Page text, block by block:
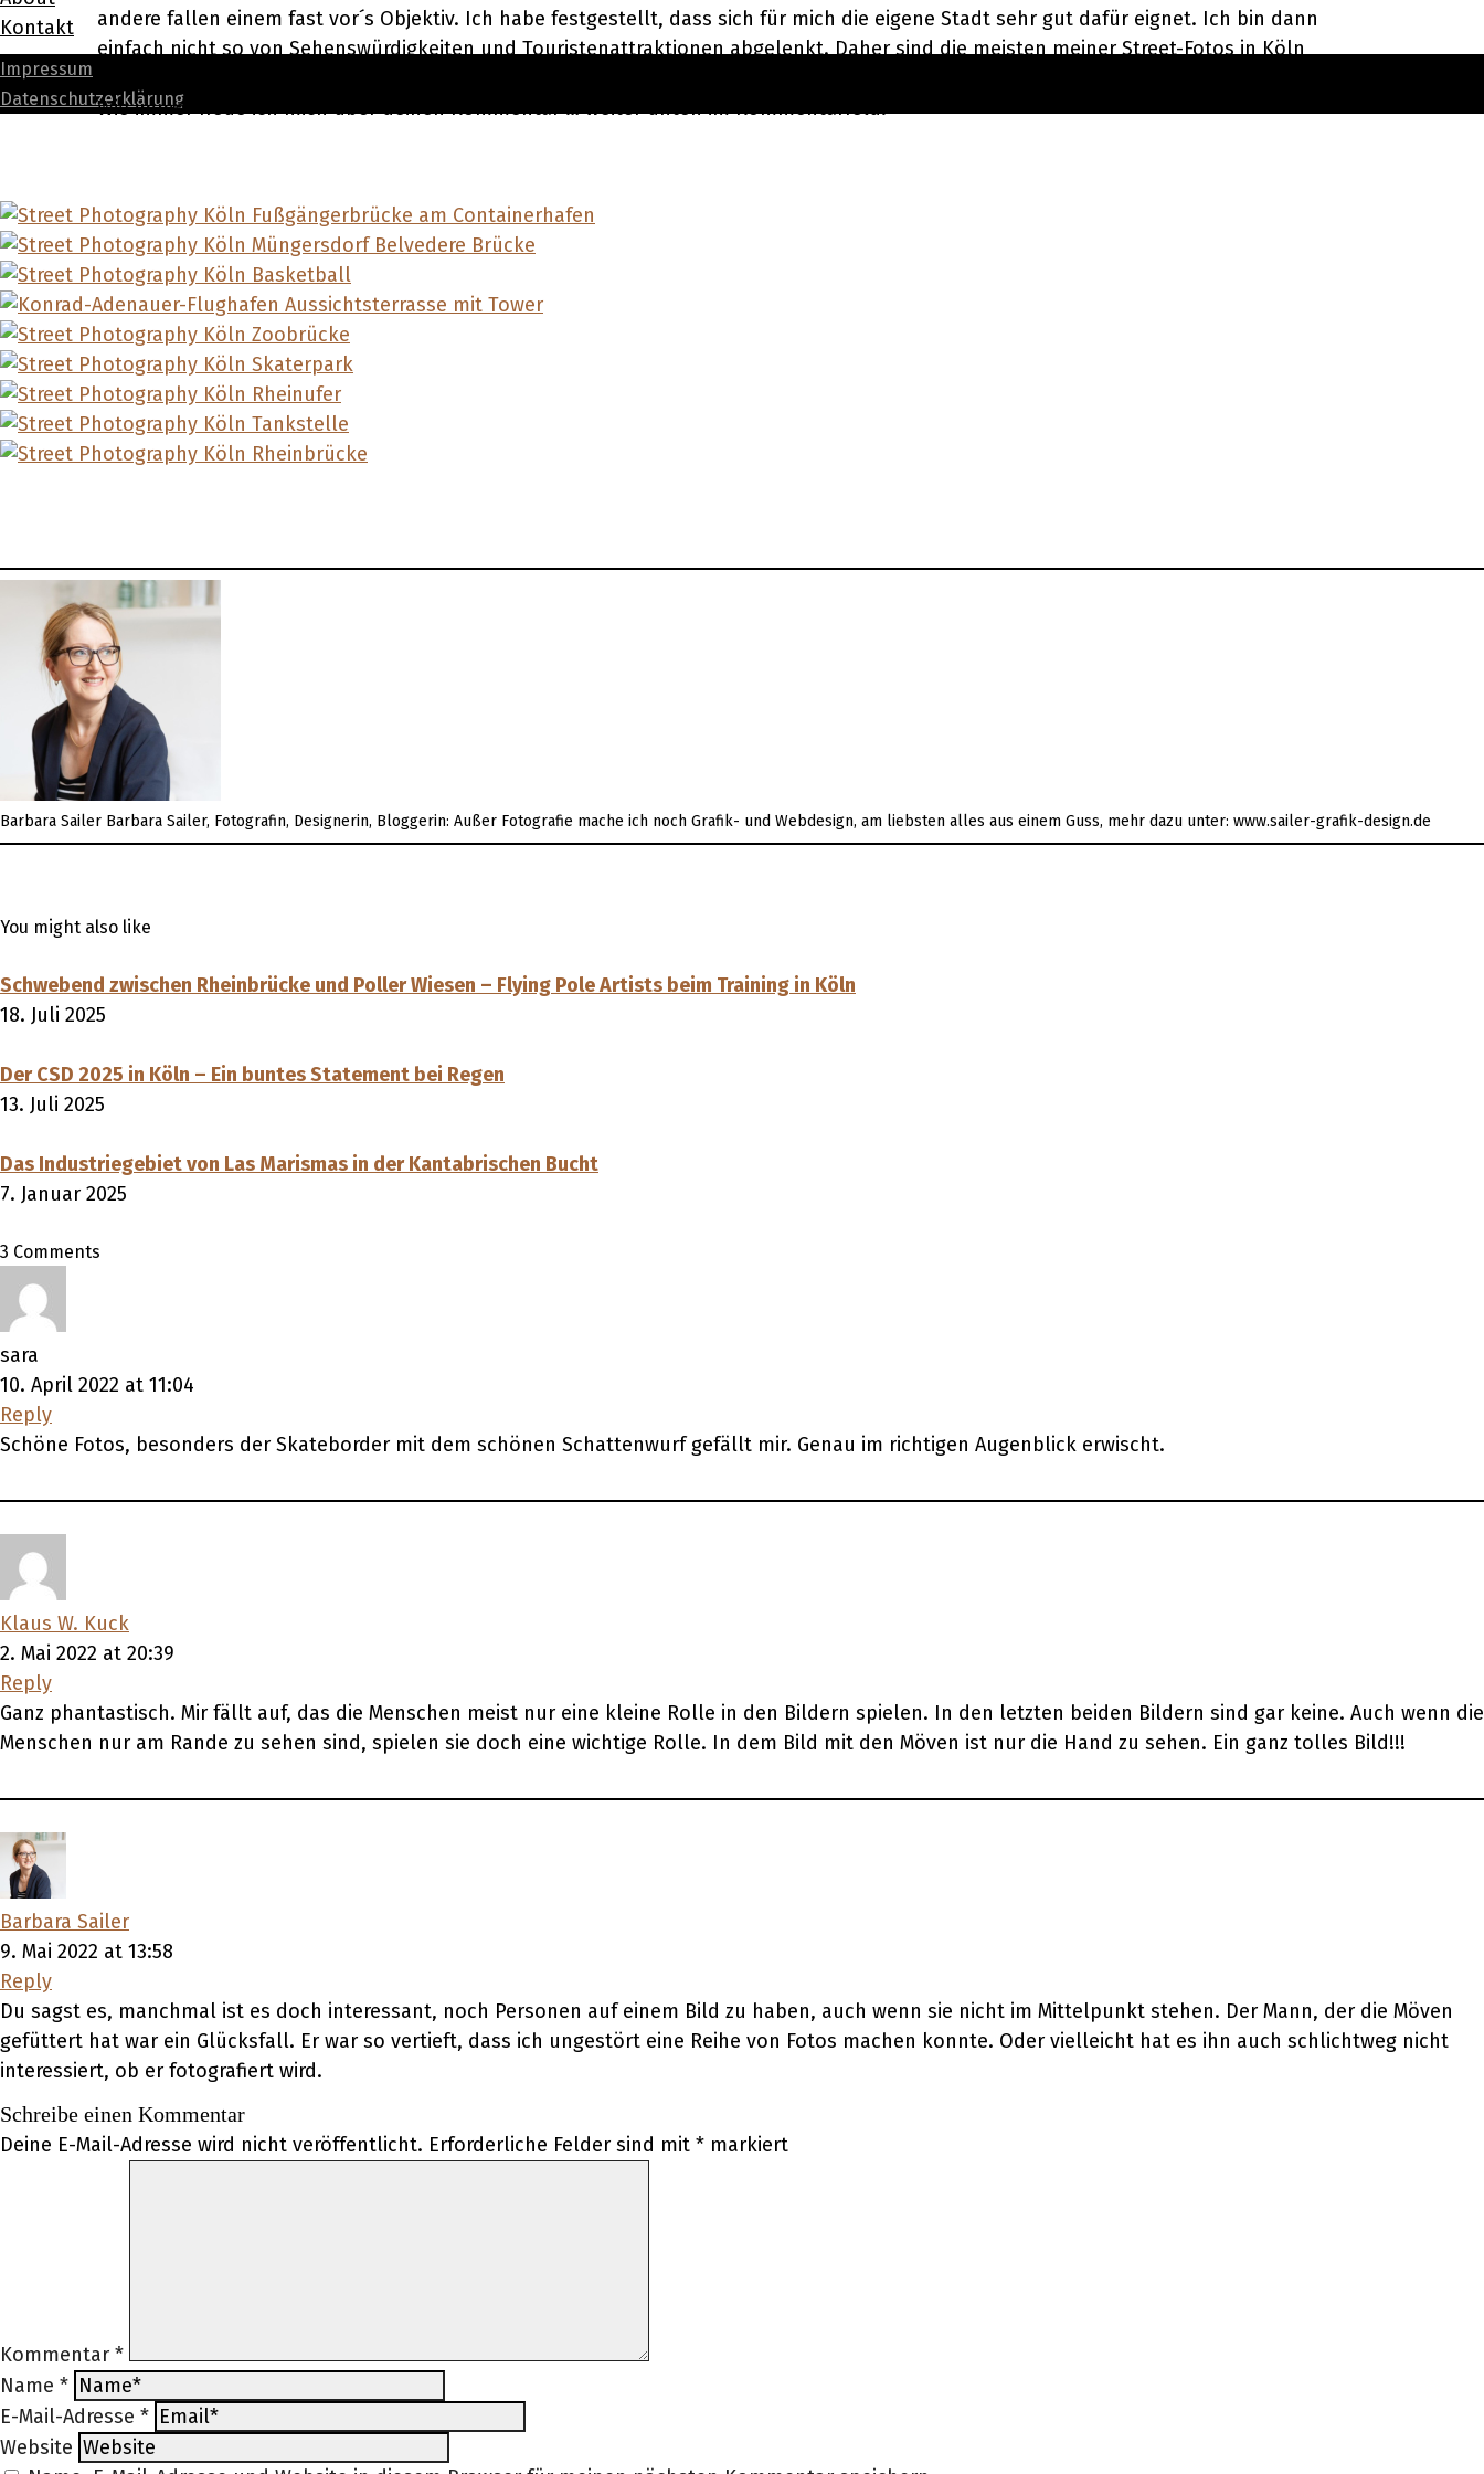
Kontakt
Impressum
Datenschutzerklärung
andere fallen einem fast vor´s Objektiv. Ich habe festgestellt, dass sich für mich die eigene Stadt sehr gut dafür eignet. Ich bin dann
einfach nicht so von Sehenswürdigkeiten und Touristenattraktionen abgelenkt. Daher sind die meisten meiner Street-Fotos in Köln
Wie immer freue ich mich über deinen Kommentar … weiter unten im Kommentarfeld.
Barbara Sailer Barbara Sailer, Fotografin, Designerin, Bloggerin: Außer Fotografie mache ich noch Grafik- und Webdesign, am liebsten alles aus einem Guss, mehr dazu unter: www.sailer-grafik-design.de
You might also like
Schwebend zwischen Rheinbrücke und Poller Wiesen – Flying Pole Artists beim Training in Köln
18. Juli 2025
Der CSD 2025 in Köln – Ein buntes Statement bei Regen
13. Juli 2025
Das Industriegebiet von Las Marismas in der Kantabrischen Bucht
7. Januar 2025
3 Comments
sara
10. April 2022 at 11:04
Reply
Schöne Fotos, besonders der Skateborder mit dem schönen Schattenwurf gefällt mir. Genau im richtigen Augenblick erwischt.
Klaus W. Kuck
2. Mai 2022 at 20:39
Reply
Ganz phantastisch. Mir fällt auf, das die Menschen meist nur eine kleine Rolle in den Bildern spielen. In den letzten beiden Bildern sind gar keine. Auch wenn die
Menschen nur am Rande zu sehen sind, spielen sie doch eine wichtige Rolle. In dem Bild mit den Möven ist nur die Hand zu sehen. Ein ganz tolles Bild!!!
Barbara Sailer
9. Mai 2022 at 13:58
Reply
Du sagst es, manchmal ist es doch interessant, noch Personen auf einem Bild zu haben, auch wenn sie nicht im Mittelpunkt stehen. Der Mann, der die Möven
gefüttert hat war ein Glücksfall. Er war so vertieft, dass ich ungestört eine Reihe von Fotos machen konnte. Oder vielleicht hat es ihn auch schlichtweg nicht
interessiert, ob er fotografiert wird.
Schreibe einen Kommentar
Deine E-Mail-Adresse wird nicht veröffentlicht. Erforderliche Felder sind mit * markiert
Kommentar *
Name *
E-Mail-Adresse *
Website